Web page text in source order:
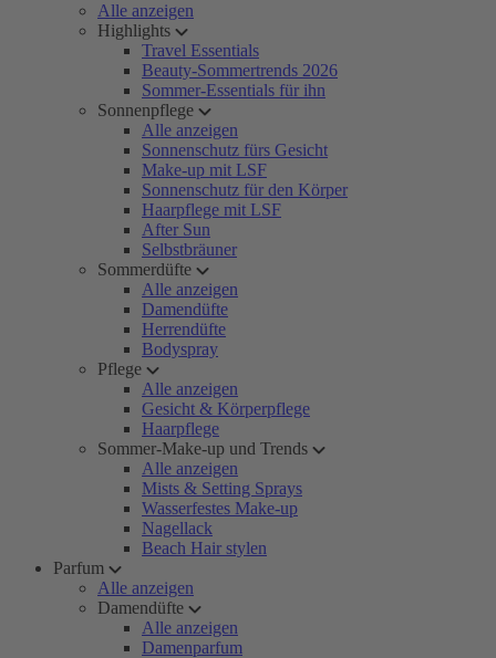
Alle anzeigen
Highlights
Travel Essentials
Beauty-Sommertrends 2026
Sommer-Essentials für ihn
Sonnenpflege
Alle anzeigen
Sonnenschutz fürs Gesicht
Make-up mit LSF
Sonnenschutz für den Körper
Haarpflege mit LSF
After Sun
Selbstbräuner
Sommerdüfte
Alle anzeigen
Damendüfte
Herrendüfte
Bodyspray
Pflege
Alle anzeigen
Gesicht & Körperpflege
Haarpflege
Sommer-Make-up und Trends
Alle anzeigen
Mists & Setting Sprays
Wasserfestes Make-up
Nagellack
Beach Hair stylen
Parfum
Alle anzeigen
Damendüfte
Alle anzeigen
Damenparfum